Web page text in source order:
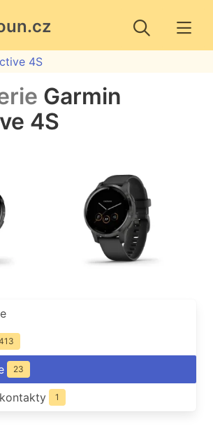
4S
Garmin
4S
23
1